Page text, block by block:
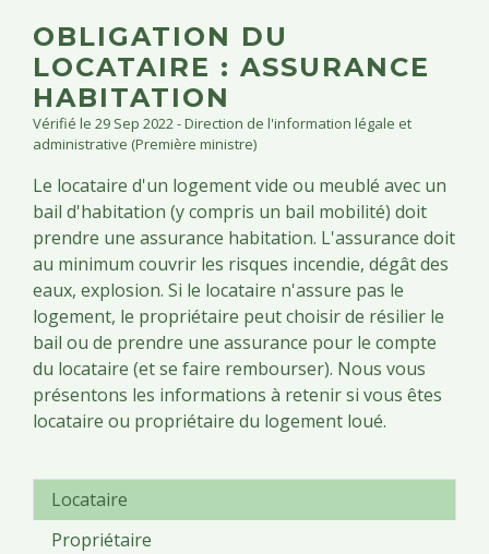
OBLIGATION DU
LOCATAIRE : ASSURANCE
HABITATION
Vérifié le 29 Sep 2022 - Direction de l'information légale et
administrative (Première ministre)
Le locataire d'un logement vide ou meublé avec un
bail d'habitation (y compris un bail mobilité) doit
prendre une assurance habitation. L'assurance doit
au minimum couvrir les risques incendie, dégât des
eaux, explosion. Si le locataire n'assure pas le
logement, le propriétaire peut choisir de résilier le
bail ou de prendre une assurance pour le compte
du locataire (et se faire rembourser). Nous vous
présentons les informations à retenir si vous êtes
locataire ou propriétaire du logement loué.
Locataire
Propriétaire